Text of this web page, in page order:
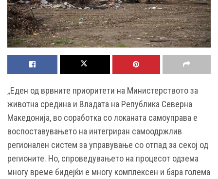
„Еден од врвните приоритети на Министерството за
животна средина и Владата на Република Северна
Македонија, во соработка со локаната самоуправа е
воспоставувањето на интегриран самоодржлив
регионален систем за управување со отпад за секој од
регионите. Но, спроведувањето на процесот одзема
многу време бидејќи е многу комплексен и бара голема